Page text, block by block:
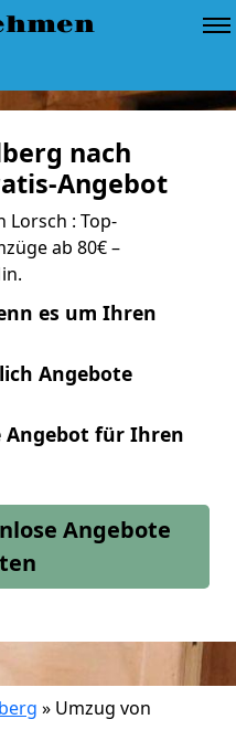
nach
Angebot
Lorsch : Top-
ab 80€ –
es um Ihren
Angebote
Angebot für Ihren
Angebote
» Umzug von